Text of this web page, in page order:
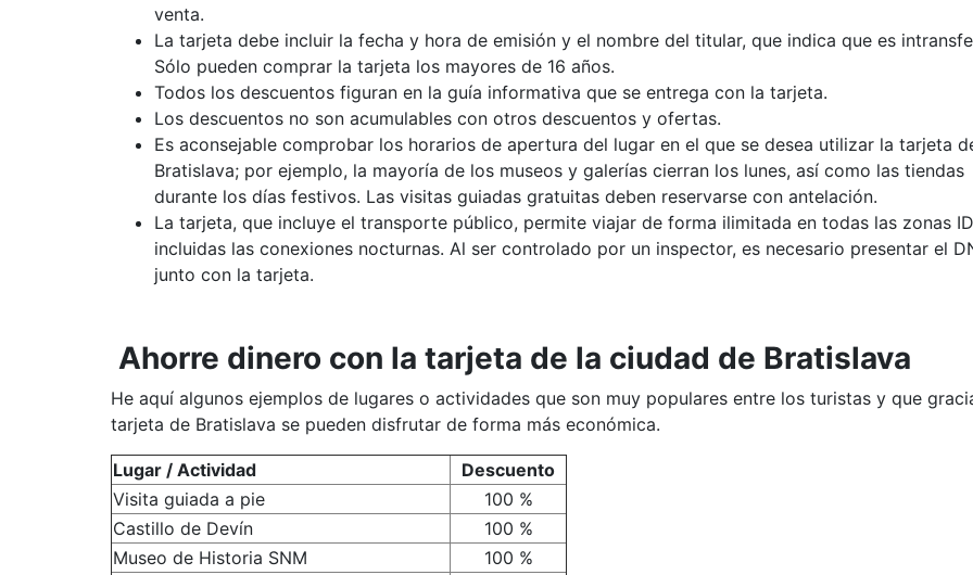
venta.
La tarjeta debe incluir la fecha y hora de emisión y el nombre del titular, que indica que es
Sólo pueden comprar la tarjeta los mayores de 16 años.
Todos los descuentos figuran en la guía informativa que se entrega con la tarjeta.
Los descuentos no son acumulables con otros descuentos y ofertas.
Es aconsejable comprobar los horarios de apertura del lugar en el que se desea utilizar la tarjeta
Bratislava; por ejemplo, la mayoría de los museos y galerías cierran los lunes, así como las tiendas
durante los días festivos. Las visitas guiadas gratuitas deben reservarse con antelación.
La tarjeta, que incluye el transporte público, permite viajar de forma ilimitada en todas las zonas
incluidas las conexiones nocturnas. Al ser controlado por un inspector, es necesario presentar el
junto con la tarjeta.
Ahorre dinero con la tarjeta de la ciudad de Bratislava
He aquí algunos ejemplos de lugares o actividades que son muy populares entre los turistas y que
tarjeta de Bratislava se pueden disfrutar de forma más económica.
Lugar / Actividad
Descuento
Visita guiada a pie
100 %
Castillo de Devín
100 %
Museo de Historia SNM
100 %